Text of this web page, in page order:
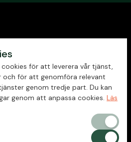
för att leverera vår tjänst,
för att genomföra relevant
genom tredje part. Du kan
genom att anpassa cookies. Läs